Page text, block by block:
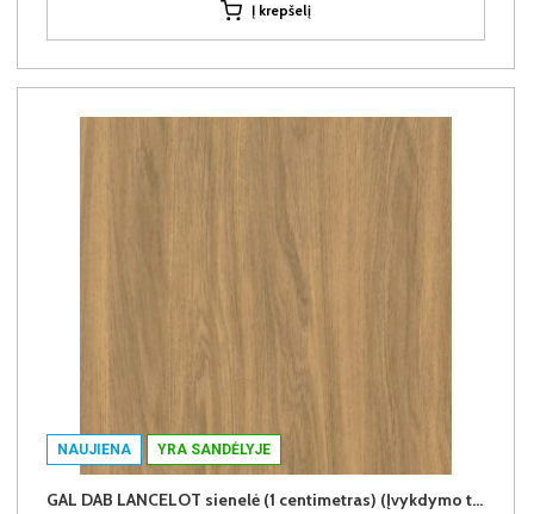
Į krepšelį
NAUJIENA YRA SANDĖLYJE
GAL DAB LANCELOT sienelė (1 centimetras) (Įvykdymo terminas iki 10d.d.)